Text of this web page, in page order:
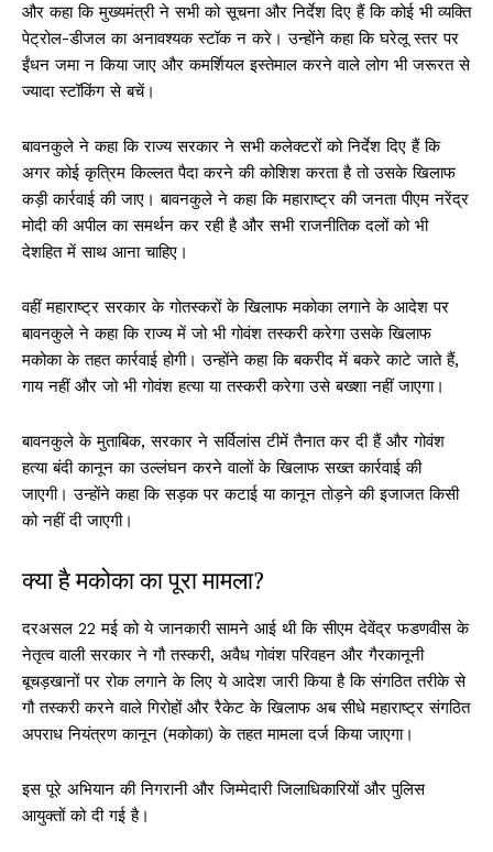
और कहा कि मुख्यमंत्री ने सभी को सूचना और निर्देश दिए हैं कि कोई भी व्यक्ति
पेट्रोल-डीजल का अनावश्यक स्टॉक न करे। उन्होंने कहा कि घरेलू स्तर पर
ईंधन जमा न किया जाए और कमर्शियल इस्तेमाल करने वाले लोग भी जरूरत से
ज्यादा स्टॉकिंग से बचें।
बावनकुले ने कहा कि राज्य सरकार ने सभी कलेक्टरों को निर्देश दिए हैं कि
अगर कोई कृत्रिम किल्लत पैदा करने की कोशिश करता है तो उसके खिलाफ
कड़ी कार्रवाई की जाए। बावनकुले ने कहा कि महाराष्ट्र की जनता पीएम नरेंद्र
मोदी की अपील का समर्थन कर रही है और सभी राजनीतिक दलों को भी
देशहित में साथ आना चाहिए।
वहीं महाराष्ट्र सरकार के गोतस्करों के खिलाफ मकोका लगाने के आदेश पर
बावनकुले ने कहा कि राज्य में जो भी गोवंश तस्करी करेगा उसके खिलाफ
मकोका के तहत कार्रवाई होगी। उन्होंने कहा कि बकरीद में बकरे काटे जाते हैं,
गाय नहीं और जो भी गोवंश हत्या या तस्करी करेगा उसे बख्शा नहीं जाएगा।
बावनकुले के मुताबिक, सरकार ने सर्विलांस टीमें तैनात कर दी हैं और गोवंश
हत्या बंदी कानून का उल्लंघन करने वालों के खिलाफ सख्त कार्रवाई की
जाएगी। उन्होंने कहा कि सड़क पर कटाई या कानून तोड़ने की इजाजत किसी
को नहीं दी जाएगी।
क्या है मकोका का पूरा मामला?
दरअसल 22 मई को ये जानकारी सामने आई थी कि सीएम देवेंद्र फडणवीस के
नेतृत्व वाली सरकार ने गौ तस्करी, अवैध गोवंश परिवहन और गैरकानूनी
बूचड़खानों पर रोक लगाने के लिए ये आदेश जारी किया है कि संगठित तरीके से
गौ तस्करी करने वाले गिरोहों और रैकेट के खिलाफ अब सीधे महाराष्ट्र संगठित
अपराध नियंत्रण कानून (मकोका) के तहत मामला दर्ज किया जाएगा।
इस पूरे अभियान की निगरानी और जिम्मेदारी जिलाधिकारियों और पुलिस
आयुक्तों को दी गई है।